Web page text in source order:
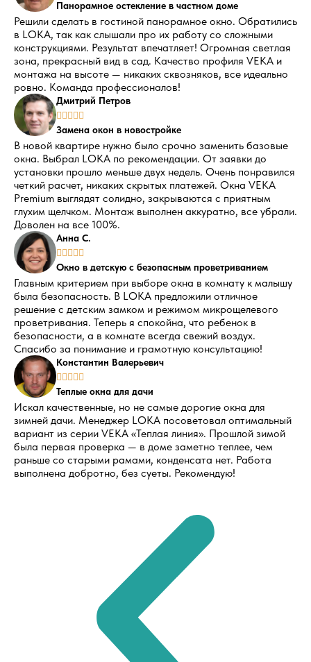
Панорамное остекление в частном доме
Решили сделать в гостиной панорамное окно. Обратились
в LOKA, так как слышали про их работу со сложными
конструкциями. Результат впечатляет! Огромная светлая
зона, прекрасный вид в сад. Качество профиля VEKA и
монтажа на высоте — никаких сквозняков, все идеально
ровно. Команда профессионалов!
Дмитрий Петров
    
Замена окон в новостройке
В новой квартире нужно было срочно заменить базовые
окна. Выбрал LOKA по рекомендации. От заявки до
установки прошло меньше двух недель. Очень понравился
четкий расчет, никаких скрытых платежей. Окна VEKA
Premium выглядят солидно, закрываются с приятным
глухим щелчком. Монтаж выполнен аккуратно, все убрали.
Доволен на все 100%.
Анна С.
    
Окно в детскую с безопасным проветриванием
Главным критерием при выборе окна в комнату к малышу
была безопасность. В LOKA предложили отличное
решение с детским замком и режимом микрощелевого
проветривания. Теперь я спокойна, что ребенок в
безопасности, а в комнате всегда свежий воздух.
Спасибо за понимание и грамотную консультацию!
Константин Валерьевич
    
Теплые окна для дачи
Искал качественные, но не самые дорогие окна для
зимней дачи. Менеджер LOKA посоветовал оптимальный
вариант из серии VEKA «Теплая линия». Прошлой зимой
была первая проверка — в доме заметно теплее, чем
раньше со старыми рамами, конденсата нет. Работа
выполнена добротно, без суеты. Рекомендую!